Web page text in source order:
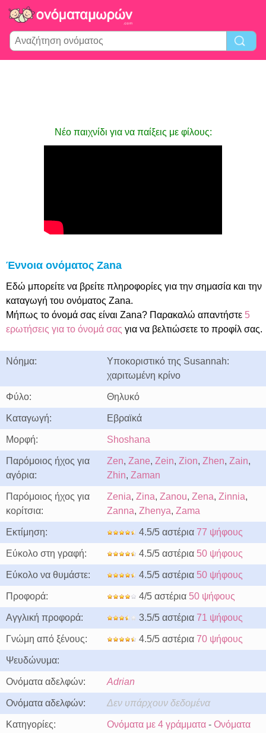
Νέο παιχνίδι για να παίξεις με φίλους:
Έννοια ονόματος Zana
Εδώ μπορείτε να βρείτε πληροφορίες για την σημασία και την
καταγωγή του ονόματος Zana.
Μήπως το όνομά σας είναι Zana? Παρακαλώ απαντήστε 5
ερωτήσεις για το όνομά σας για να βελτιώσετε το προφίλ σας.
Νόημα:
Υποκοριστικό της Susannah:
χαριτωμένη κρίνο
Φύλο: Θηλυκό
Καταγωγή: Εβραϊκά
Μορφή: Shoshana
Παρόμοιος ήχος για
αγόρια:
Zen, Zane, Zein, Zion, Zhen, Zain,
Zhin, Zaman
Παρόμοιος ήχος για
κορίτσια:
Zenia, Zina, Zanou, Zena, Zinnia,
Zanna, Zhenya, Zama
Εκτίμηση: 4.5/5 αστέρια 77 ψήφους
Εύκολο στη γραφή: 4.5/5 αστέρια 50 ψήφους
Εύκολο να θυμάστε: 4.5/5 αστέρια 50 ψήφους
Προφορά: 4/5 αστέρια 50 ψήφους
Αγγλική προφορά: 3.5/5 αστέρια 71 ψήφους
Γνώμη από ξένους: 4.5/5 αστέρια 70 ψήφους
Ψευδώνυμα:
Ονόματα αδελφών: Adrian
Ονόματα αδελφών: Δεν υπάρχουν δεδομένα
Κατηγορίες: Ονόματα με 4 γράμματα - Ονόματα